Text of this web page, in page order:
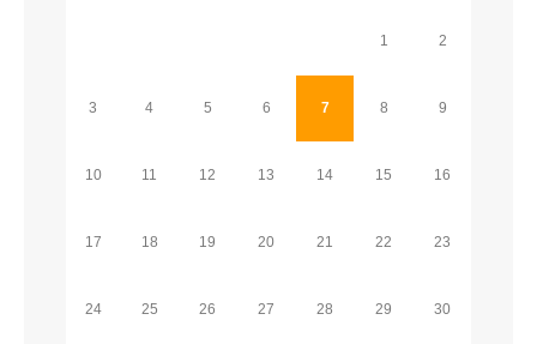
1 2
3 4 5 6 7 8 9
10 11 12 13 14 15 16
17 18 19 20 21 22 23
24 25 26 27 28 29 30